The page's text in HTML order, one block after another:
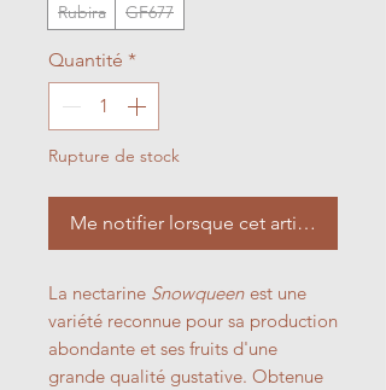
Rubira
GF677
Quantité *
Rupture de stock
Me notifier lorsque cet article est
La nectarine Snowqueen est une
variété reconnue pour sa production
abondante et ses fruits d'une
grande qualité gustative. Obtenue